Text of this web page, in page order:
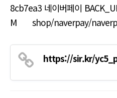
8cb7ea3 네이버페이
M shop/naverpay/
https://sir.kr/